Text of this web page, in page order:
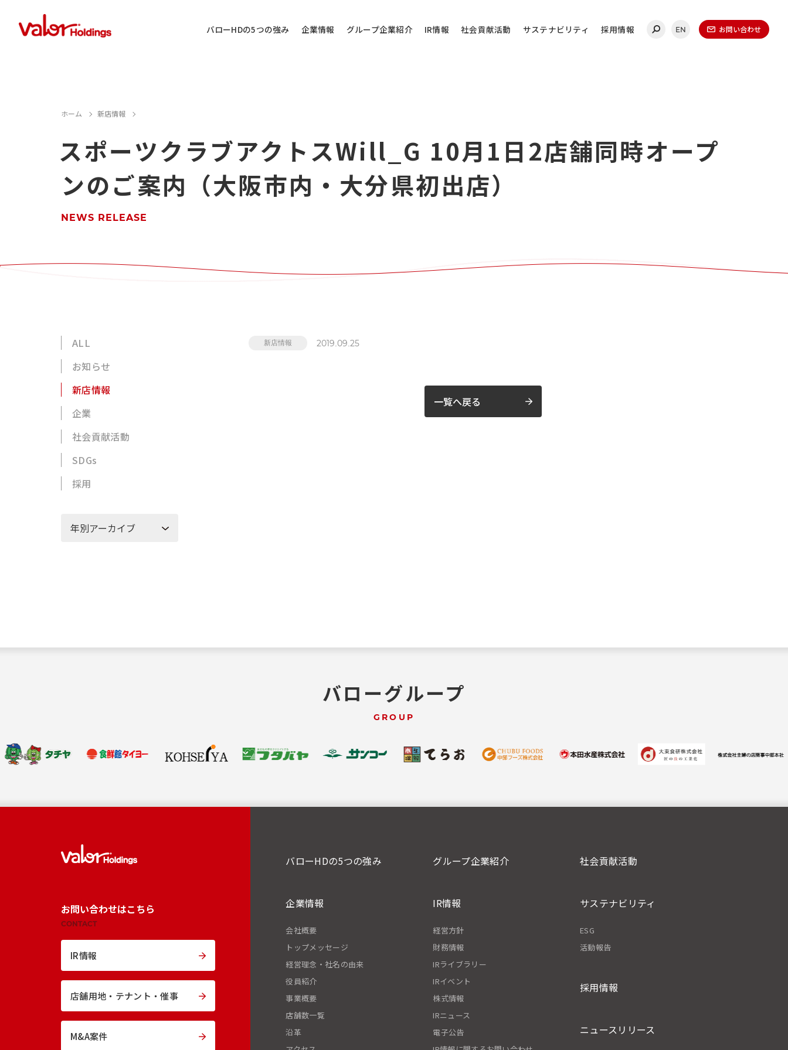
バローHDの5つの強み 企業情報 グループ企業紹介 IR情報 社会貢献活動 サステナビリティ 採用情報 EN お問い合わせ
IR情報に関するお問い合わせ
店舗用地・テナント・催事に関するお問い合わせ
M&A案件に関するお問い合わせ
店舗営業に関するお問い合わせ
当社代表電話にご連絡ください。
株式会社バローホールディングス
0572-20-0860
ホーム 新店情報
スポーツクラブアクトスWill_G 10月1日2店舗同時オープ
ンのご案内（大阪市内・大分県初出店）
NEWS RELEASE
ALL
お知らせ
新店情報
企業
社会貢献活動
SDGs
採用
新店情報 2019.09.25
一覧へ戻る
バローグループ
GROUP
お問い合わせはこちら
CONTACT
IR情報
店舗用地・ テナント・催事
M&A案件
バローHDの5つの強み
企業情報
会社概要
トップメッセージ
経営理念・社名の由来
役員紹介
事業概要
店舗数一覧
沿革
グループ企業紹介
IR情報
経営方針
財務情報
IRライブラリー
IRイベント
株式情報
IRニュース
電子公告
社会貢献活動
サステナビリティ
ESG
活動報告
採用情報
ニュースリリース